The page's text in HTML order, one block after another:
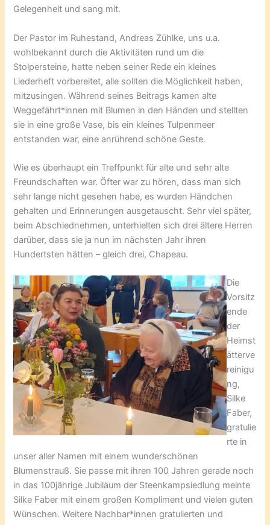
Gelegenheit und sang mit.
Der Pastor im Ruhestand, Andreas Zühlke, uns u.a.
wohlbekannt durch die Aktivitäten rund um die
Stolpersteine, hatte neben seiner Rede ein kleines
Liederheft vorbereitet, alle sollten die Möglichkeit haben,
mitzusingen. Während seines Beitrags kamen alte
Weggefährt*innen mit Blumen in den Händen und stellten
sie in eine große Vase, bis ein kleines Tulpenmeer
entstanden war, eine anrührend schöne Geste.
Wie es überhaupt ein Treffpunkt für alte und sehr alte
Freundschaften war. Öfter war zu hören, dass man sich
sehr lange nicht gesehen habe, es wurden Händchen
gehalten und Erinnerungen ausgetauscht. Sehr viel später,
beim Abschiednehmen, unterhielten sich drei ältere Herren
darüber, dass sie ja nun im nächsten Jahr ihren
Hundertsten hätten – gleich drei, Chapeau.
Die
Vorsitz
ende
der
Heimst
ätterve
reinigu
ng,
Silke
Faber,
gratulie
rte in
unser aller Namen mit einem wunderschönen
Blumenstrauß. Sie passe mit ihren 100 Jahren gerade noch
in das 100jährige Jubiläum der Steenkampsiedlung meinte
Silke Faber mit einem großen Kompliment und vielen guten
Wünschen. Weitere Nachbar*innen gratulierten und